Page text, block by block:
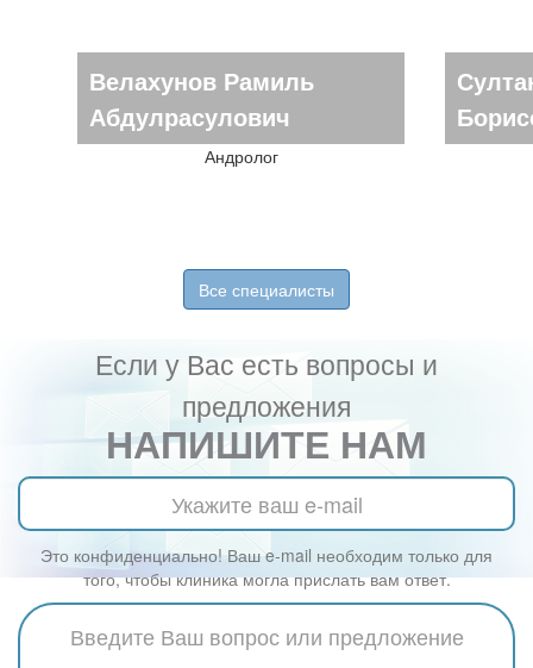
Велахунов Рамиль
Абдулрасулович
Андролог
Все специалисты
Если у Вас есть вопросы и
предложения
НАПИШИТЕ НАМ
Это конфиденциально! Ваш e-mail необходим только для
того, чтобы клиника могла прислать вам ответ.